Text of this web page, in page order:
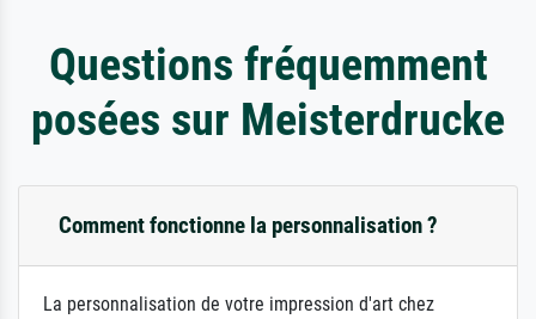
Questions fréquemment
posées sur Meisterdrucke
Comment fonctionne la personnalisation ?
La personnalisation de votre impression d'art chez